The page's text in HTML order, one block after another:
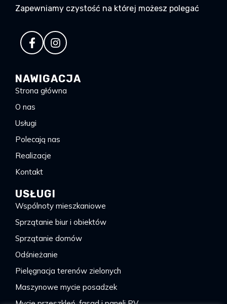
Zapewniamy czystość na której możesz polegać
NAWIGACJA
Strona główna
O nas
Usługi
Polecają nas
Realizacje
Kontakt
USŁUGI
Wspólnoty mieszkaniowe
Sprzątanie biur i obiektów
Sprzątanie domów
Odśnieżanie
Pielęgnacja terenów zielonych
Maszynowe mycie posadzek